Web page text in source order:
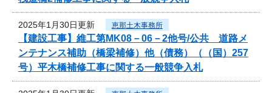
2025年1月30日更新 恵那土木事務所
【建設工事】維工第MK08－06－2他号/公共 道路メ
ンテナンス補助（橋梁補修）他（債務）（（国）257
号）平木橋補修工事に関する一般競争入札